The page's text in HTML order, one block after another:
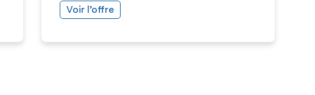
Voir l’offre